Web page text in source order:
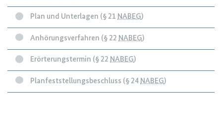
Plan und Unterlagen (§ 21NABEG)
Anhörungsverfahren (§ 22 NABEG)
Erörterungstermin (§ 22NABEG)
Planfeststellungsbeschluss (§ 24 NABEG)